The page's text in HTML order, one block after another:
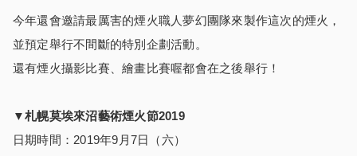
今年還會邀請最厲害的煙火職人夢幻團隊來製作這次的煙火，
並預定舉行不間斷的特別企劃活動。
還有煙火攝影比賽、繪畫比賽喔都會在之後舉行！
▼札幌莫埃來沼藝術煙火節2019
日期時間：2019年9月7日（六）